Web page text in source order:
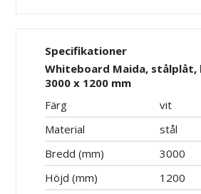
Specifikationer
Whiteboard Maida, stålplåt,
3000 x 1200 mm
Färg
vit
Material
stål
Bredd (mm)
3000
Höjd (mm)
1200